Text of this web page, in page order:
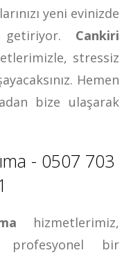
yeni evinizde
getiriyor. Cankiri
stressiz
Hemen
bize ulaşarak
- 0507 703
hizmetlerimiz,
profesyonel bir